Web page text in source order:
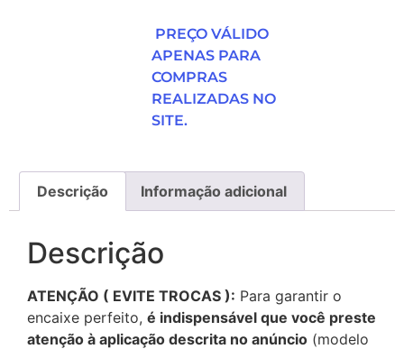
PREÇO VÁLIDO
APENAS PARA
COMPRAS
REALIZADAS NO
SITE.
Descrição Informação adicional
Descrição
ATENÇÃO ( EVITE TROCAS ): Para garantir o
encaixe perfeito, é indispensável que você preste
atenção à aplicação descrita no anúncio (modelo